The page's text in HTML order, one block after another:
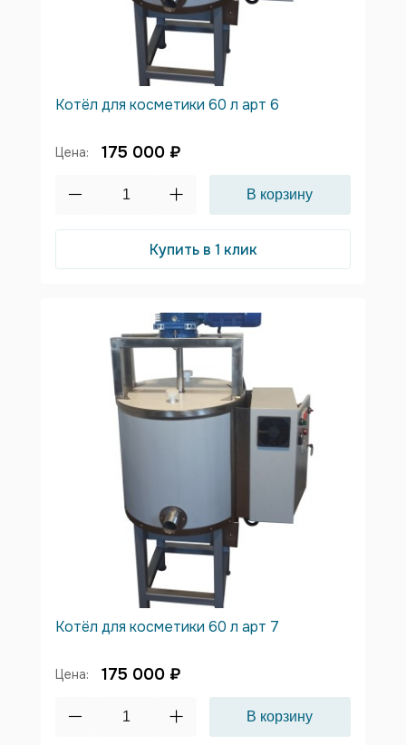
Котёл для косметики 60 л арт 6
Цена: 175 000 ₽
Купить в 1 клик
Котёл для косметики 60 л арт 7
Цена: 175 000 ₽